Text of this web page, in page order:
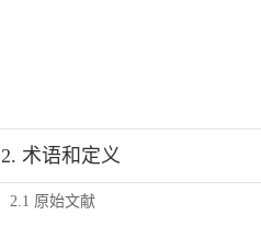
2. 术语和定义
2.1 原始文献